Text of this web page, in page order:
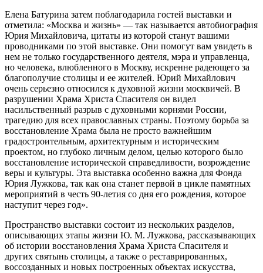
Елена Батурина затем поблагодарила гостей выставки и
отметила: «Москва и жизнь» — так называется автобиография
Юрия Михайловича, цитаты из которой станут вашими
проводниками по этой выставке. Они помогут вам увидеть в
нем не только государственного деятеля, мэра и управленца,
но человека, влюбленного в Москву, искренне радеющего за
благополучие столицы и ее жителей. Юрий Михайлович
очень серьезно относился к духовной жизни москвичей. В
разрушении Храма Христа Спасителя он видел
насильственный разрыв с духовными корнями России,
трагедию для всех православных страны. Поэтому борьба за
восстановление Храма была не просто важнейшим
градостроительным, архитектурным и историческим
проектом, но глубоко личным делом, целью которого было
восстановление исторической справедливости, возрождение
веры и культуры. Эта выставка особенно важна для Фонда
Юрия Лужкова, так как она станет первой в цикле памятных
мероприятий в честь 90-летия со дня его рождения, которое
наступит через год».
Пространство выставки состоит из нескольких разделов,
описывающих этапы жизни Ю. М. Лужкова, рассказывающих
об истории восстановления Храма Христа Спасителя и
других святынь столицы, а также о реставрированных,
воссозданных и новых построенных объектах искусства,